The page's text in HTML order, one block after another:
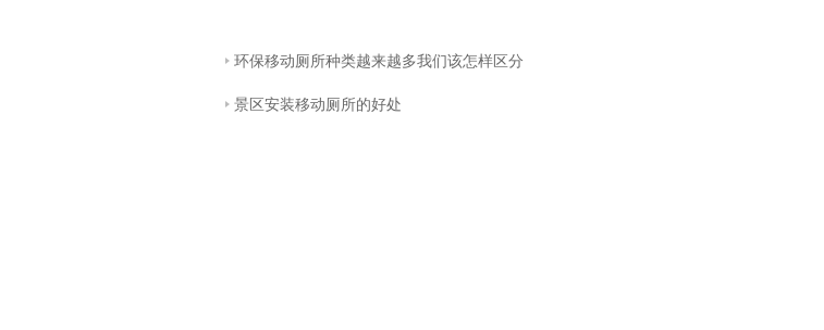
环保移动厕所种类越来越多我们该怎样区分
景区安装移动厕所的好处